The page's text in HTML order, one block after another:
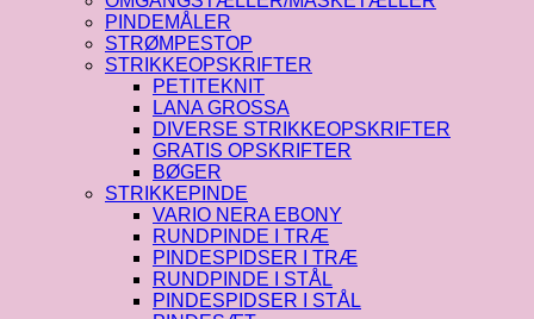
PINDEMÅLER
STRØMPESTOP
STRIKKEOPSKRIFTER
PETITEKNIT
LANA GROSSA
DIVERSE STRIKKEOPSKRIFTER
GRATIS OPSKRIFTER
BØGER
STRIKKEPINDE
VARIO NERA EBONY
RUNDPINDE I TRÆ
PINDESPIDSER I TRÆ
RUNDPINDE I STÅL
PINDESPIDSER I STÅL